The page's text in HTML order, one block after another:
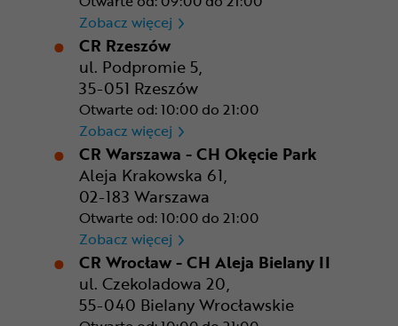
Zobacz więcej CR Poznań - M1 Poznań
CR Rzeszów
ul. Podpromie 5,
35-051 Rzeszów
Otwarte od: 10:00 do 21:00
Zobacz więcej CR Rzeszów
CR Warszawa - CH Okęcie Park
Aleja Krakowska 61,
02-183 Warszawa
Otwarte od: 10:00 do 21:00
Zobacz więcej CR Warszawa - CH Okęcie
CR Wrocław - CH Aleja Bielany II
ul. Czekoladowa 20,
55-040 Bielany Wrocławskie